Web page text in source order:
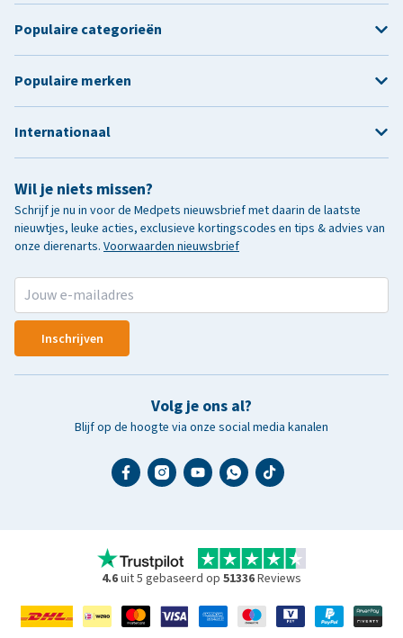
Wil je niets missen?
Schrijf je nu in voor de Medpets nieuwsbrief met daarin de laatste
nieuwtjes, leuke acties, exclusieve kortingscodes en tips & advies van
onze dierenarts. Voorwaarden nieuwsbrief
Inschrijven
Volg je ons al?
Blijf op de hoogte via onze social media kanalen
Populaire categorieën
Populaire merken
Internationaal
4.6uit 5 gebaseerd op 51336Reviews